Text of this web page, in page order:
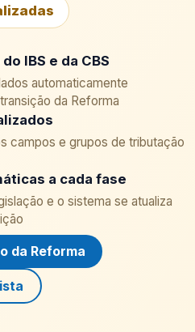
IBS e da CBS
automaticamente
da Reforma
campos e grupos de tributação
a cada fase
e o sistema se atualiza
da Reforma